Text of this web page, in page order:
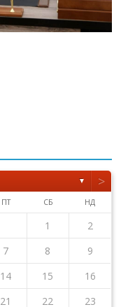
▼ >
ПТ СБ НД
1
2
7 8
9
14 15
16
21 22
23